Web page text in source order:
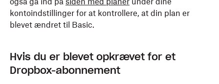
kontoindstillinger for at kontrollere, at din plan er
blevet ændret til Basic.
Hvis du er blevet opkrævet for et
Dropbox-abonnement